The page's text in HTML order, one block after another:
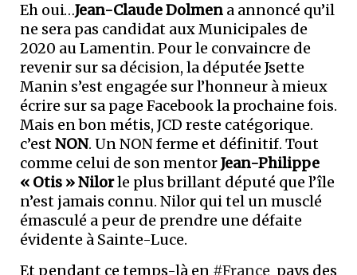
Eh oui…Jean-Claude Dolmen a annoncé qu’il
ne sera pas candidat aux Municipales de
2020 au Lamentin. Pour le convaincre de
revenir sur sa décision, la députée Jsette
Manin s’est engagée sur l’honneur à mieux
écrire sur sa page Facebook la prochaine fois.
Mais en bon métis, JCD reste catégorique.
c’estNON. Un NON ferme et définitif. Tout
comme celui de son mentorJean-Philippe
« Otis » Nilorle plus brillant député que l’île
n’est jamais connu. Nilor qui tel un musclé
émasculé a peur de prendre une défaite
évidente à Sainte-Luce.
Et pendant ce temps-là en #France pays des